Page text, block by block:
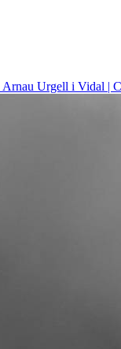
Arnau Urgell i Vidal |